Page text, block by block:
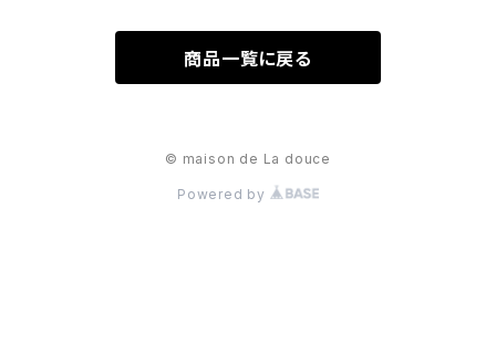
商品一覧に戻る
© maison de La douce
Powered by